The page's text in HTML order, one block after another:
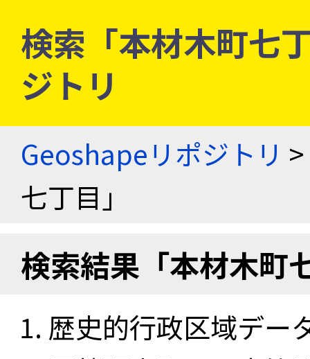
検索「本材木町七
ジトリ
Geoshapeリポジトリ >
七丁目」
検索結果「本材木町
歴史的行政区域デー